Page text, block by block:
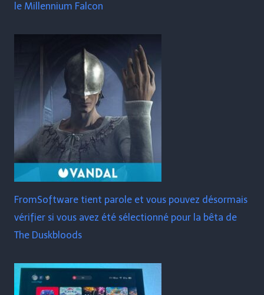
le Millennium Falcon
FromSoftware tient parole et vous pouvez désormais
vérifier si vous avez été sélectionné pour la bêta de
The Duskbloods